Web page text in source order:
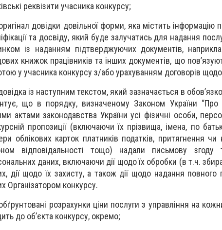
реквізити учасника конкурсу;
довідки довільної форми, яка містить інформацію
та досвіду, який буде залучатись для надання
із наданням підтверджуючих документів,
книжок працівників та інших документів, що
у учасника конкурсу з/або урахуванням договорів
із наступним текстом, який зазначається в
що в порядку, визначеному Законом України “Про
актами законодавства України усі фізичні особи,
пропозиції (включаючи їх прізвища, імена, по
облікових карток платників податків, притягнення
відповідальності тощо) надали письмову
даних, включаючи дії щодо їх обробки (в т.ч.
дії щодо їх захисту, а також дії щодо надання
Організатором конкурсу.
розрахунки ціни послуги з управління на
до об’єкта конкурсу, окремо;